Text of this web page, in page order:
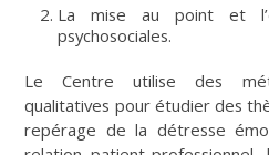
La mise au point et
psychosociales.
Le Centre utilise des
qualitatives pour étudier des
repérage de la détresse